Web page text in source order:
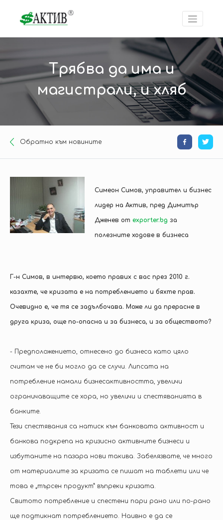
Трябва да има и
магистрали, и хляб
Oбратно към новините
Симеон Симов, управител и бизнес
лидер на Актив, пред Димитър
Дженев от exporter.bg за
полезните ходове в бизнеса
Г-н Симов, в интервю, което правих с вас през 2010 г.
казахте, че кризата е на потреблението и бяхте прав.
Очевидно е, че тя се задълбочава. Може ли да прерасне в
друга криза, още по-опасна и за бизнеса, и за обществото?
- Предположението, отнесено до бизнеса като цяло
считам че не би могло да се случи. Липсата на
потребление намали бизнесактивността, увеличи
ограничаващите се хора, но увеличи и спестяванията в
банките.
Тези спестявания са натиск към банковата активност и
банкова подкрепа на кризисно активните бизнеси и
избутаните на пазара нови такива. Забелязвате, че много
от материалите за кризата се пишат на таблети или че
това е „търсен продукт” въпреки кризата.
Свитото потребление и спестени пари рано или по-рано
ще подтикнат потреблението. Наивно е да се